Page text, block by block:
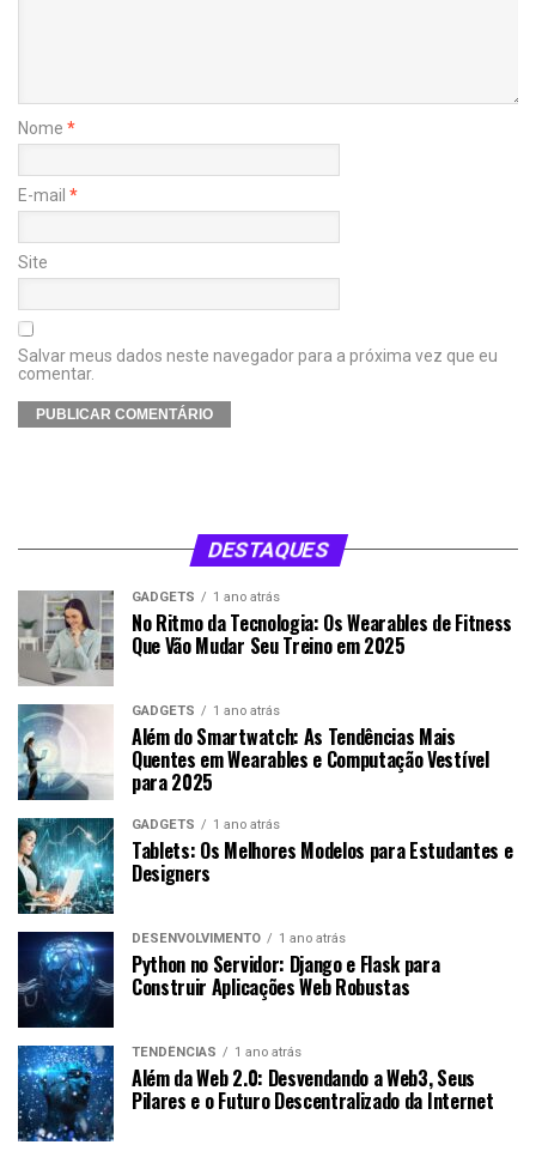
Nome *
E-mail *
Site
Salvar meus dados neste navegador para a próxima vez que eu
comentar.
DESTAQUES
GADGETS 1 ano atrás
No Ritmo da Tecnologia: Os Wearables de Fitness
Que Vão Mudar Seu Treino em 2025
GADGETS 1 ano atrás
Além do Smartwatch: As Tendências Mais
Quentes em Wearables e Computação Vestível
para 2025
GADGETS 1 ano atrás
Tablets: Os Melhores Modelos para Estudantes e
Designers
DESENVOLVIMENTO 1 ano atrás
Python no Servidor: Django e Flask para
Construir Aplicações Web Robustas
TENDÊNCIAS 1 ano atrás
Além da Web 2.0: Desvendando a Web3, Seus
Pilares e o Futuro Descentralizado da Internet